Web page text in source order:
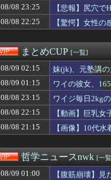
【悲報】今ホテルで女上司が
【FGO】クラス別の冠位選定
ワイジ毎日2kgの野菜と500g
クリロナさん「車？いっぱい
【悲報】色んな男とヤりまく
【悲報】東京に住んでるやつ
【画像】美人JD「すき家のロ
？？？「車の運転はアルファ
【画像】アイアンマンの娘
SES10年目のワイ、転職する
【画像】女の子がS◯Xの後に
【画像】セブンイレブンの
靖国神社「軍服のコスプレを
【朗報】 Kindleのスポーツ漫
【悲報】２ｍの奴に身長
08/08 23:25
【悲報】尻穴
08/08 22:25
【驚愕】女性
まとめCUP [一覧]
08/09 02:15
妹(jk)、元塾講
08/09 01:15
ワイの彼女、
08/08 23:15
ワイジ毎日2kg
08/08 22:15
【動画】巨乳
08/08 21:15
【画像】10代
哲学ニュースnwk [一
08/09 01:00
【腹筋崩壊】